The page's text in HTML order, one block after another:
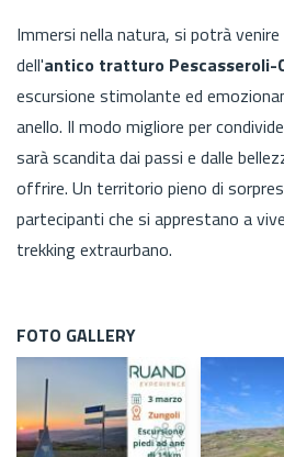
Immersi nella natura, si potrà
dell'antico tratturo Pescasseroli-
escursione stimolante ed
anello. Il modo migliore per
sarà scandita dai passi e dalle
offrire. Un territorio pieno di
partecipanti che si apprestano a
trekking extraurbano.
FOTO GALLERY